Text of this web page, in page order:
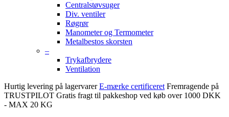
Centralstøvsuger
Div. ventiler
Røgrør
Manometer og Termometer
Metalbestos skorsten
–
Trykafbrydere
Ventilation
Hurtig levering på lagervarer E-mærke certificeret Fremragende på
TRUSTPILOT Gratis fragt til pakkeshop ved køb over 1000 DKK
- MAX 20 KG